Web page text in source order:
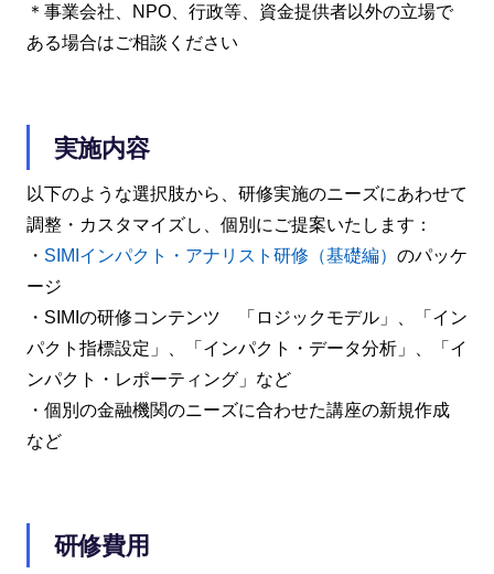
＊事業会社、NPO、行政等、資金提供者以外の立場で
ある場合はご相談ください
実施内容
以下のような選択肢から、研修実施のニーズにあわせて
調整・カスタマイズし、個別にご提案いたします：
・ SIMIインパクト・アナリスト研修（基礎編） のパッケ
ージ
・SIMIの研修コンテンツ 「ロジックモデル」、「イン
パクト指標設定」、「インパクト・データ分析」、「イ
ンパクト・レポーティング」など
・個別の金融機関のニーズに合わせた講座の新規作成
など
研修費用